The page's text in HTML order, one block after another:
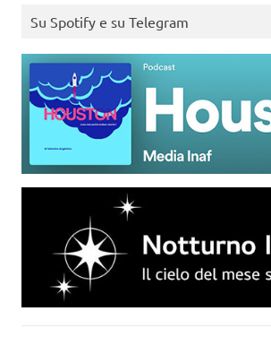
Su Spotify e su Telegram